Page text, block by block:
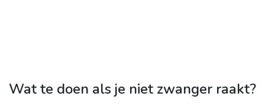
Wat te doen als je niet zwanger raakt?